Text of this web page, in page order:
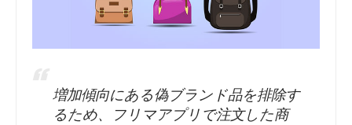
増加傾向にある偽ブランド品を排除す
るため、フリマアプリで注文した商